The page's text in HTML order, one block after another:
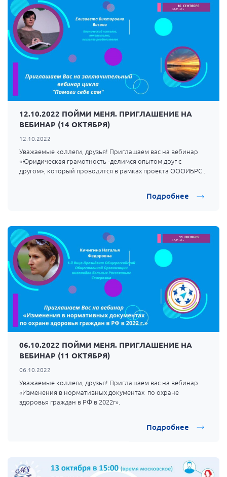
12.10.2022 ПОЙМИ МЕНЯ. ПРИГЛАШЕНИЕ НА
ВЕБИНАР (14 ОКТЯБРЯ)
12.10.2022
Уважаемые коллеги, друзья! Приглашаем вас на вебинар
«Юридическая грамотность -делимся опытом друг с
другом», который проводится в рамках проекта ОООИБРС .
Подробнее
06.10.2022 ПОЙМИ МЕНЯ. ПРИГЛАШЕНИЕ НА
ВЕБИНАР (11 ОКТЯБРЯ)
06.10.2022
Уважаемые коллеги, друзья! Приглашаем вас на вебинар
«Изменения в нормативных документах по охране
здоровья граждан в РФ в 2022г».
Подробнее